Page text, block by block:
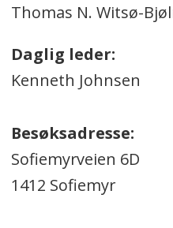
Thomas N. Witsø-
Daglig leder:
Kenneth Johnsen
Besøksadresse:
Sofiemyrveien 6D
1412 Sofiemyr